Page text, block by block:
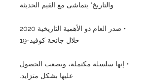
والتاريخ" يتماشى مع القيم الحديثة
• صدر العام ذو الأهمية التاريخية 2020
خلال جائحة كوفيد-19
• إنها سلسلة مكتملة، ويصعب الحصول
عليها بشكل متزايد.